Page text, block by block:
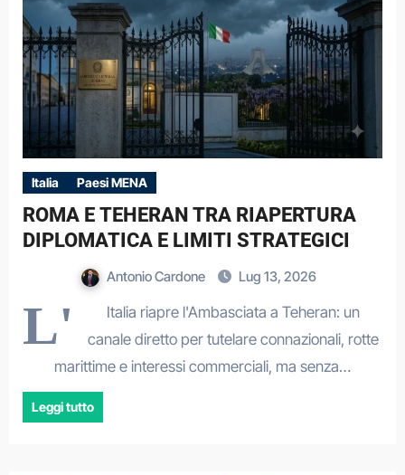
Italia Paesi MENA
ROMA E TEHERAN TRA RIAPERTURA
DIPLOMATICA E LIMITI STRATEGICI
Antonio Cardone Lug 13, 2026
L'
Italia riapre l'Ambasciata a Teheran: un
canale diretto per tutelare connazionali, rotte
marittime e interessi commerciali, ma senza…
Leggi tutto